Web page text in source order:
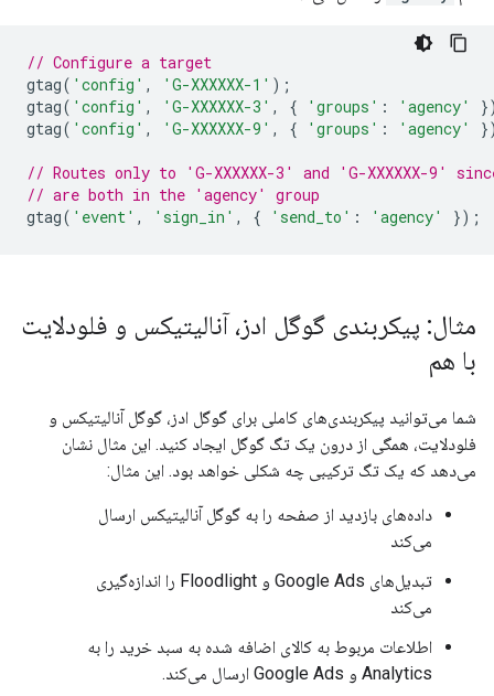
// Configure a target
gtag( 'config' , 'G-XXXXXX-1' );
gtag( 'config' , 'G-XXXXXX-3' , { 'groups' : 'agency'
gtag( 'config' , 'G-XXXXXX-9' , { 'groups' : 'agency'
// Routes only to 'G-XXXXXX-3' and 'G-XXXXXX-9'
// are both in the 'agency' group
gtag( 'event' , 'sign_in' , { 'send_to' : 'agency' });
مثال: پیکربندی گوگل ادز، آنالیتیکس و فلودلایت
با هم
شما می‌توانید پیکربندی‌های کاملی برای گوگل ادز، گوگل آنالیتیکس و
فلودلایت، همگی از درون یک تگ گوگل ایجاد کنید. این مثال نشان
می‌دهد که یک تگ ترکیبی چه شکلی خواهد بود. این مثال:
داده‌های بازدید از صفحه را به گوگل آنالیتیکس ارسال
می‌کند
تبدیل‌های Google Ads و Floodlight را اندازه‌گیری
می‌کند
اطلاعات مربوط به کالای اضافه شده به سبد خرید را به
Analytics و Google Ads ارسال می‌کند.